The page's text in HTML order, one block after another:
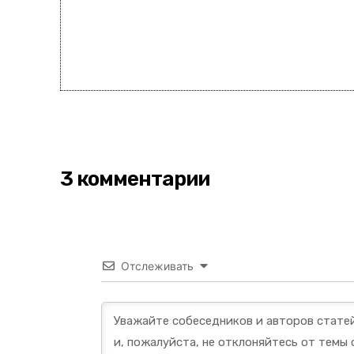
3 комментарии
Отслеживать